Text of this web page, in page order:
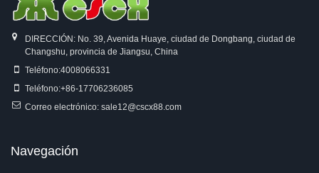
DIRECCIÓN: No. 39, Avenida Huaye, ciudad de Dongbang, ciudad de
Changshu, provincia de Jiangsu, China
Teléfono:4008066331
Teléfono:+86-17706236085
Correo electrónico: sale12@cscx88.com
Navegación